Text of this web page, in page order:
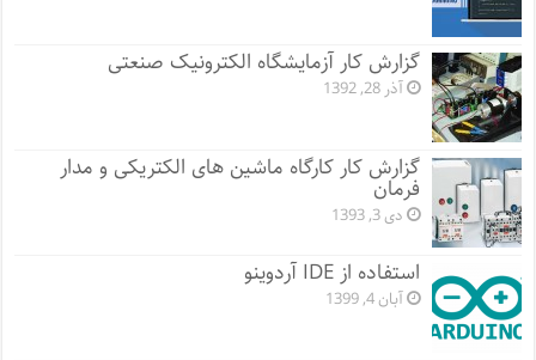
گزارش کار آزمایشگاه الکترونیک صنعتی
آذر 28, 1392
گزارش کار کارگاه ماشین های الکتریکی و مدار
فرمان
دی 3, 1393
استفاده از IDE آردوینو
آبان 4, 1399